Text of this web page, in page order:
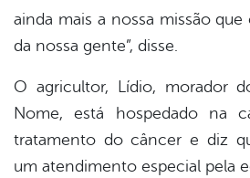
ainda mais a nossa missão
da nossa gente”, disse.
O agricultor, Lídio, morador
Nome, está hospedado na
tratamento do câncer e diz
um atendimento especial pela